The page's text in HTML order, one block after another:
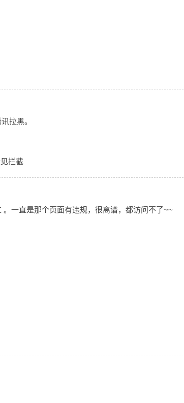
拉黑。
拦截
一直是那个页面有违规，很离谱，都访问不了~~